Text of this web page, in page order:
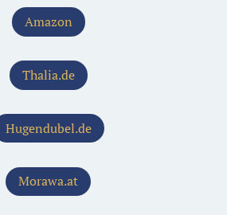
Amazon
Thalia.de
Hugendubel.de
Morawa.at